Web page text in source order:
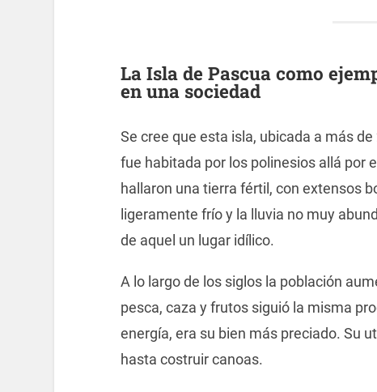
La Isla de Pascua como
en una sociedad
Se cree que esta isla, ubicada a más
fue habitada por los polinesios allá por
hallaron una tierra fértil, con extensos
ligeramente frío y la lluvia no muy
de aquel un lugar idílico.
A lo largo de los siglos la población
pesca, caza y frutos siguió la misma
energía, era su bien más preciado. Su
hasta costruir canoas.